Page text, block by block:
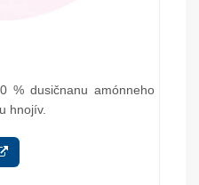
% dusičnanu amónneho
hnojív.